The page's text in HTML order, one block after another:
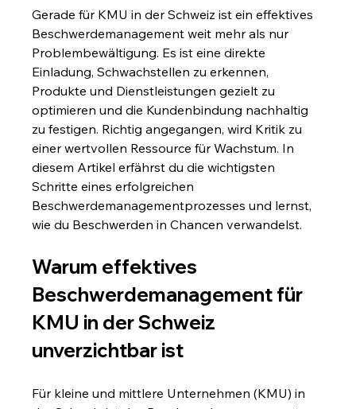
Gerade für KMU in der Schweiz ist ein effektives
Beschwerdemanagement weit mehr als nur
Problembewältigung. Es ist eine direkte
Einladung, Schwachstellen zu erkennen,
Produkte und Dienstleistungen gezielt zu
optimieren und die Kundenbindung nachhaltig
zu festigen. Richtig angegangen, wird Kritik zu
einer wertvollen Ressource für Wachstum. In
diesem Artikel erfährst du die wichtigsten
Schritte eines erfolgreichen
Beschwerdemanagementprozesses und lernst,
wie du Beschwerden in Chancen verwandelst.
Warum effektives
Beschwerdemanagement für
KMU in der Schweiz
unverzichtbar ist
Für kleine und mittlere Unternehmen (KMU) in